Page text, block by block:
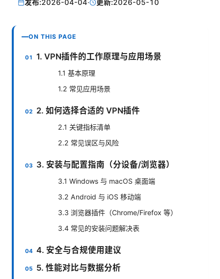
发布:2026-04-04· 更新:2026-05-10
ON THIS PAGE
1. VPN插件的工作原理与应用场景
1.1 基本原理
1.2 常见应用场景
2. 如何选择合适的 VPN插件
2.1 关键指标清单
2.2 常见误区与风险
3. 安装与配置指南（分设备/浏览器）
3.1 Windows 与 macOS 桌面端
3.2 Android 与 iOS 移动端
3.3 浏览器插件（Chrome/Firefox 等）
3.4 常见的安装问题解决表
4. 安全与合规使用建议
5. 性能对比与数据分析